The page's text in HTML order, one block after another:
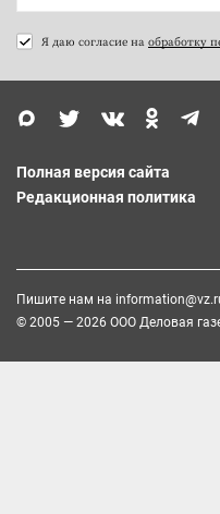
Я даю согласие на обработку
Полная версия сайта
Редакционная политика
Пишите нам на
© 2005 — 2026 ООО Деловая